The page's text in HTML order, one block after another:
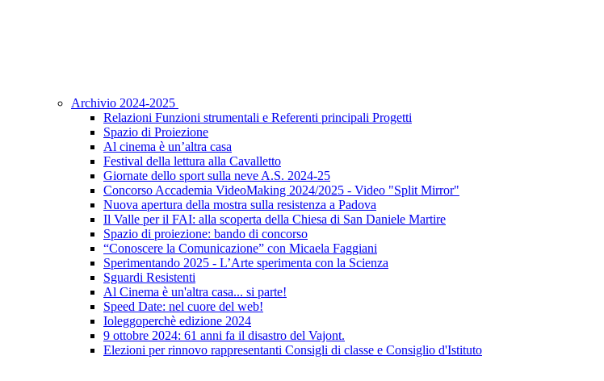
Archivio 2024-2025
Relazioni Funzioni strumentali e Referenti principali Progetti
Spazio di Proiezione
Al cinema è un’altra casa
Festival della lettura alla Cavalletto
Giornate dello sport sulla neve A.S. 2024-25
Concorso Accademia VideoMaking 2024/2025 - Video "Split Mirror"
Nuova apertura della mostra sulla resistenza a Padova
Il Valle per il FAI: alla scoperta della Chiesa di San Daniele Martire
Spazio di proiezione: bando di concorso
“Conoscere la Comunicazione” con Micaela Faggiani
Sperimentando 2025 - L’Arte sperimenta con la Scienza
Sguardi Resistenti
Al Cinema è un'altra casa... si parte!
Speed Date: nel cuore del web!
Ioleggoperchè edizione 2024
9 ottobre 2024: 61 anni fa il disastro del Vajont.
Elezioni per rinnovo rappresentanti Consigli di classe e Consiglio d'Istituto